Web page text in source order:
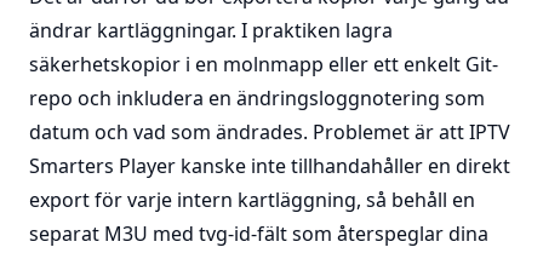
ändrar kartläggningar. I praktiken lagra
säkerhetskopior i en molnmapp eller ett enkelt Git-
repo och inkludera en ändringsloggnotering som
datum och vad som ändrades. Problemet är att IPTV
Smarters Player kanske inte tillhandahåller en direkt
export för varje intern kartläggning, så behåll en
separat M3U med tvg-id-fält som återspeglar dina